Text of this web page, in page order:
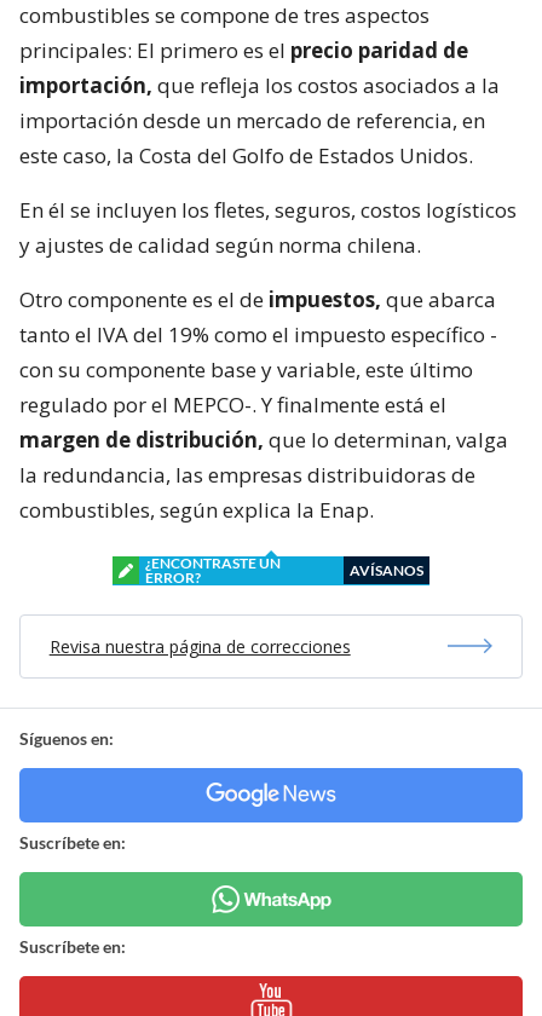
combustibles se compone de tres aspectos
principales: El primero es el precio paridad de
importación, que refleja los costos asociados a la
importación desde un mercado de referencia, en
este caso, la Costa del Golfo de Estados Unidos.
En él se incluyen los fletes, seguros, costos logísticos
y ajustes de calidad según norma chilena.
Otro componente es el de impuestos, que abarca
tanto el IVA del 19% como el impuesto específico -
con su componente base y variable, este último
regulado por el MEPCO-. Y finalmente está el
margen de distribución, que lo determinan, valga
la redundancia, las empresas distribuidoras de
combustibles, según explica la Enap.
¿ENCONTRASTE UN
ERROR?
AVÍSANOS
Revisa nuestra página de correcciones
Síguenos en:
Suscríbete en:
Suscríbete en: